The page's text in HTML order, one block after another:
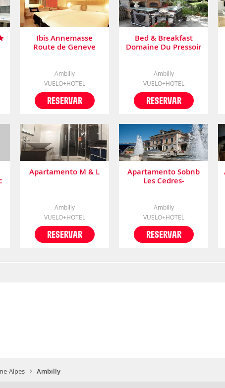
Ibis Annemasse
Route de Geneve
Ambilly
VUELO+HOTEL
RESERVAR
Bed & Breakfast
Domaine Du Pressoir
Ambilly
VUELO+HOTEL
RESERVAR
Apartamento M & L
Ambilly
VUELO+HOTEL
RESERVAR
Apartamento Sobnb
Les Cedres-
Frontière
Ambilly
VUELO+HOTEL
RESERVAR
Alpes Ambilly